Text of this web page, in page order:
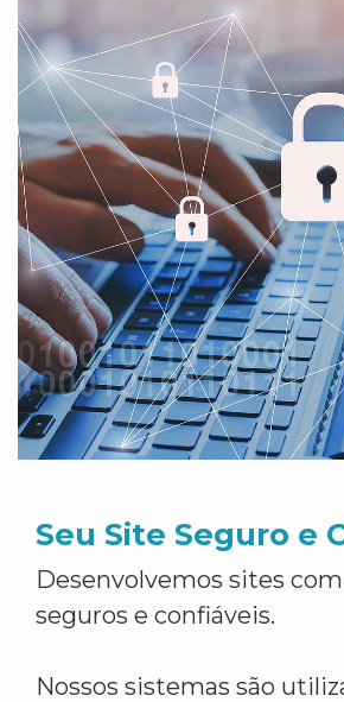
Seu Site Seguro e
Desenvolvemos sites
seguros e confiáveis.
Nossos sistemas são